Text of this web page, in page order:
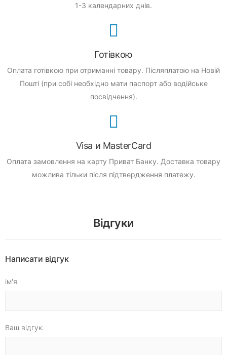
1-3 календарних днів.
Готівкою
Оплата готівкою при отриманні товару. Післяплатою на Новій
Пошті (при собі необхідно мати паспорт або водійське
посвідчення).
Visa и MasterCard
Оплата замовлення на карту Приват Банку. Доставка товару
можлива тільки після підтвердження платежу.
Відгуки
Написати відгук
ім'я
Ваш відгук: